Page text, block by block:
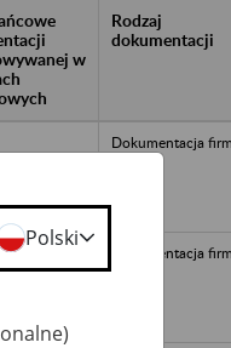
w
Rodzaj
dokumentacji
Dokumentacja
Dokumentacja
Polski